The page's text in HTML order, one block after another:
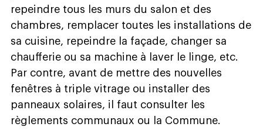
repeindre tous les murs du salon et des
chambres, remplacer toutes les installations de
sa cuisine, repeindre la façade, changer sa
chaufferie ou sa machine à laver le linge, etc.
Par contre, avant de mettre des nouvelles
fenêtres à triple vitrage ou installer des
panneaux solaires, il faut consulter les
règlements communaux ou la Commune.